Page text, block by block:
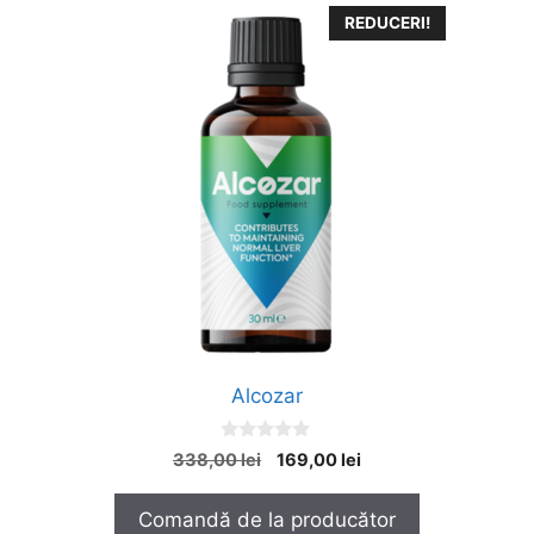
REDUCERI!
Alcozar
0
o
o
338,00lei
Prețul
169,00lei
este:
Comandă de la producător